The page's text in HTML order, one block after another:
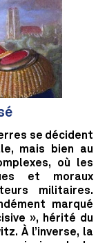
se décident
mais bien au
où les
et moraux
militaires.
marqué
», hérité du
À l’inverse, la